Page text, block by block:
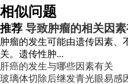
相似问题
推荐 导致肿瘤的相关因
肿瘤的发生可能由遗传因素、
关。遗传性肿...
肝癌的发生与哪些因素有关
玻璃体切除后继发青光眼易感